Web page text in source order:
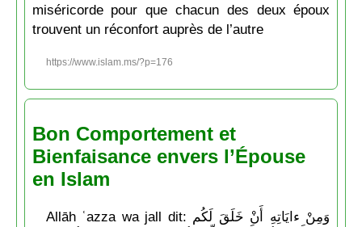
miséricorde pour que chacun des deux époux
trouvent un réconfort auprès de l’autre
https://www.islam.ms/?p=176
Bon Comportement et
Bienfaisance envers l’Épouse
en Islam
Allāh ʿazza wa jall dit: وَمِنْ ءايَاتِهِ أَنْ خَلَقَ لَكُم